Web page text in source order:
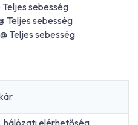
sebesség
Teljes sebesség
Teljes sebesség